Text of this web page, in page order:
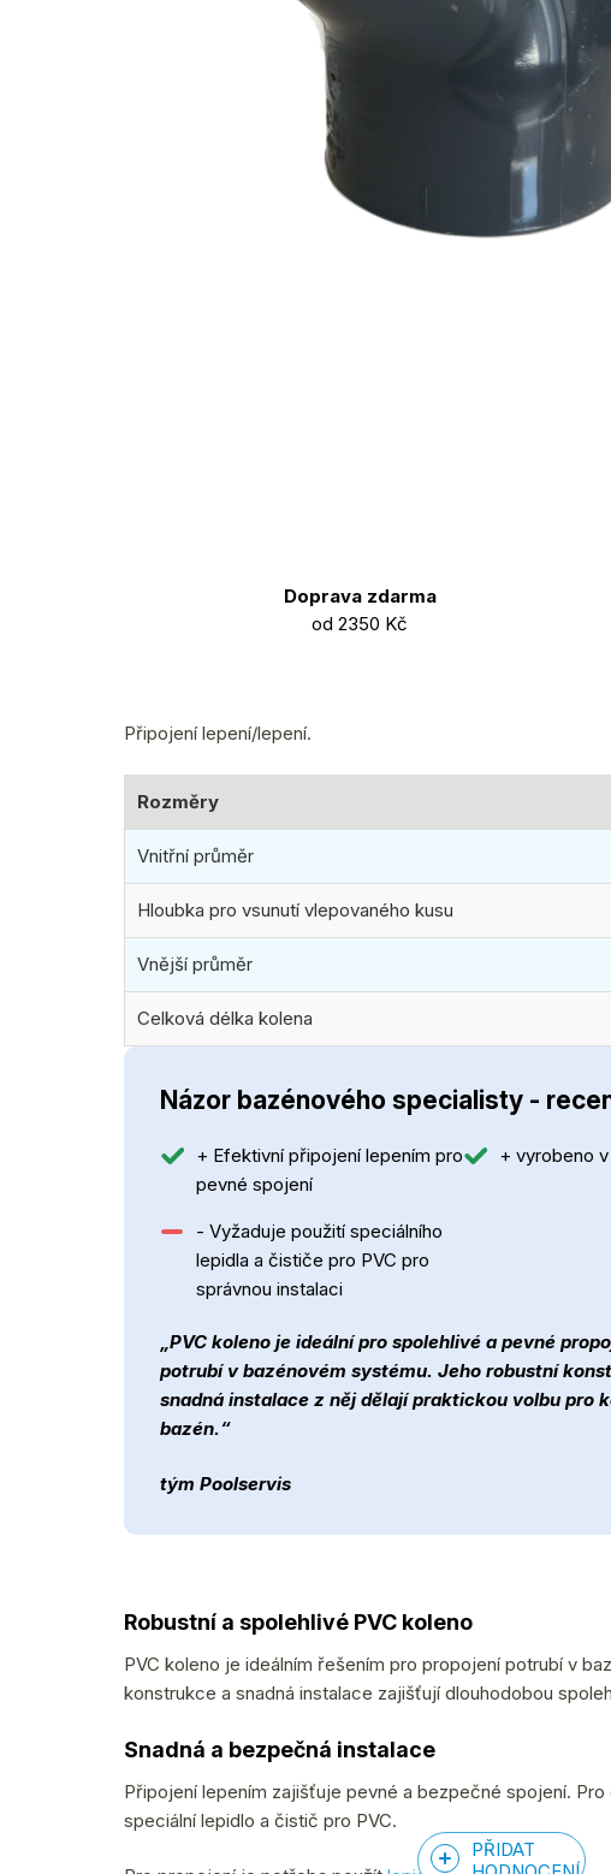
Doprava zdarma
od 2350 Kč
Připojení lepení/lepení.
Rozměry
Vnitřní průměr
Hloubka pro vsunutí vlepovaného kusu
Vnější průměr
Celková délka kolena
Názor bazénového specialisty -
+ Efektivní připojení lepením pro
pevné spojení
+ vyrobeno
- Vyžaduje použití speciálního
lepidla a čističe pro PVC pro
správnou instalaci
„PVC koleno je ideální pro spolehlivé a pevné
potrubí v bazénovém systému. Jeho robustní
snadná instalace z něj dělají praktickou volbu pro
bazén.“
tým Poolservis
Robustní a spolehlivé PVC koleno
PVC koleno je ideálním řešením pro propojení potrubí v
konstrukce a snadná instalace zajišťují dlouhodobou
Snadná a bezpečná instalace
Připojení lepením zajišťuje pevné a bezpečné spojení.
speciální lepidlo a čistič pro PVC.
PŘIDAT